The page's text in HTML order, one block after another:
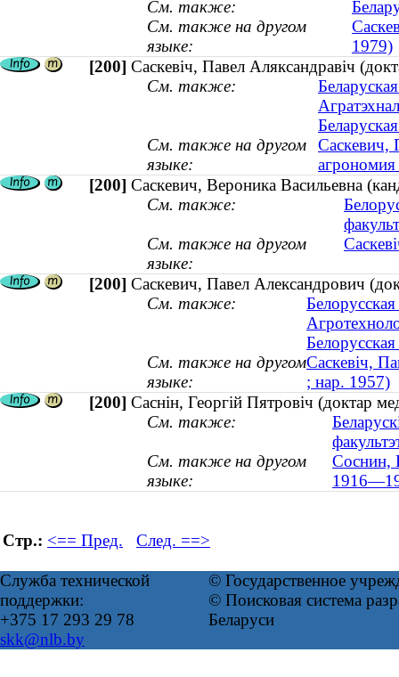
См. также:
См. также на другом
языке:
1979)
[200] Саскевіч, Павел Аляксандравіч
См. также:
См. также на другом
языке:
Саскевич,
[200] Саскевич, Вероника Васильевна
См. также:
См. также на другом
языке:
[200] Саскевич, Павел Александрович
См. также:
См. также на другом
языке:
Саскевіч,
; нар. 1957)
[200] Саснін, Георгій Пятровіч (доктар
См. также:
См. также на другом
языке:
Соснин,
Стр.: <== Пред. След. ==>
Служба технической
поддержки:
+375 17 293 29 78
skk@nlb.by
© Государственное
© Поисковая система
Беларуси